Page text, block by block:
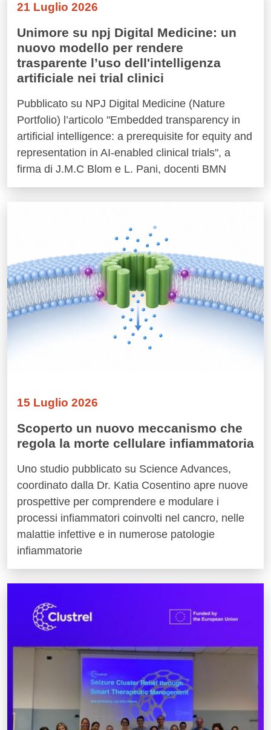
21 Luglio 2026
Unimore su npj Digital Medicine: un
nuovo modello per rendere
trasparente l’uso dell'intelligenza
artificiale nei trial clinici
Pubblicato su NPJ Digital Medicine (Nature
Portfolio) l’articolo "Embedded transparency in
artificial intelligence: a prerequisite for equity and
representation in AI-enabled clinical trials", a
firma di J.M.C Blom e L. Pani, docenti BMN
15 Luglio 2026
Scoperto un nuovo meccanismo che
regola la morte cellulare infiammatoria
Uno studio pubblicato su Science Advances,
coordinato dalla Dr. Katia Cosentino apre nuove
prospettive per comprendere e modulare i
processi infiammatori coinvolti nel cancro, nelle
malattie infettive e in numerose patologie
infiammatorie